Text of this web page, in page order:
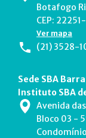
Botafogo
CEP:
Ver mapa
(21) 3528-
Sede SBA Barra
Instituto SBA
Avenida
Bloco 03 -